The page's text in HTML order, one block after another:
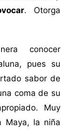
. Otorga
conocer
pues su
sabor de
coma de su
Muy
Maya, la niña